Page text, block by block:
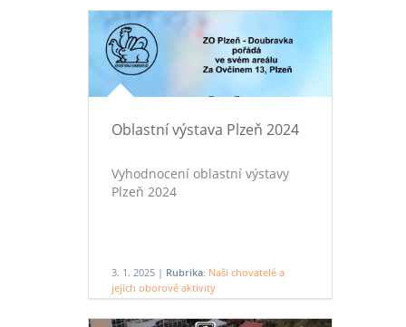
Oblastní výstava Plzeň 2024
Vyhodnocení oblastní výstavy
Plzeň 2024
3. 1. 2025 | Rubrika: Naši chovatelé a
jejich oborové aktivity